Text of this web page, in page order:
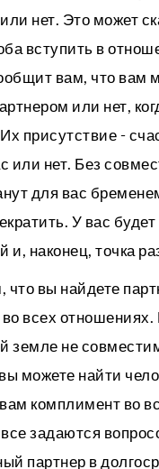
нет. Это может
вступить в
вам, что вам
или нет,
присутствие -
или нет. Без
для вас
У вас будет
и, наконец, точка
что вы найдете
всех
земле не
можете найти
вам комплимент во
задаются
партнер в